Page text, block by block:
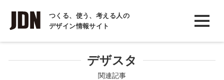
つくる、使う、考える人の
デザイン情報サイト
INTERVIEW
インタビュー
デザスタ
関連記事